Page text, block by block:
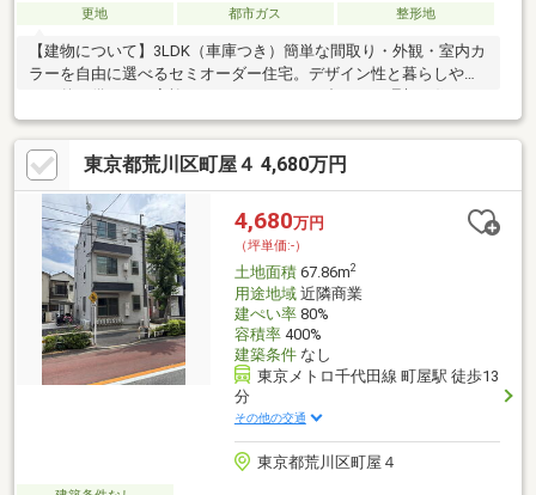
更地 都市ガス 整形地
【建物について】3LDK（車庫つき）簡単な間取り・外観・室内カ
ラーを自由に選べるセミオーダー住宅。デザイン性と暮らしやす
づくりを叶えます。【交通】東京メトロ千代田線「町屋」駅徒歩
15分、東京メトロ日比谷線「三ノ輪」駅徒歩14分。都心主要エリ
アへダイレクトアクセスできる2路線が利用可能です。千代田線は
大手町・霞ケ関・表参道方面へ、日比谷線は上野・秋葉原・銀
座・六本木方面へアクセスしやすく、通勤・通学はもちろん休日
のお出かけにも便利。
東京都荒川区町屋４ 4,680万円
4,680万円
（坪単価:-）
土地面積67.86m2
用途地域近隣商業
建ぺい率80%
容積率400%
建築条件なし
東京メトロ千代田線 町屋駅 徒歩13
分
その他の交通
東京都荒川区町屋４